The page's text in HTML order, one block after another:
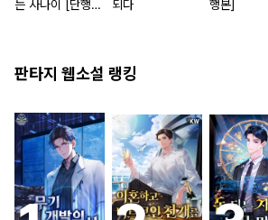
는 사나이 [단행
되다
행본]
판타지 웹소설 랭킹